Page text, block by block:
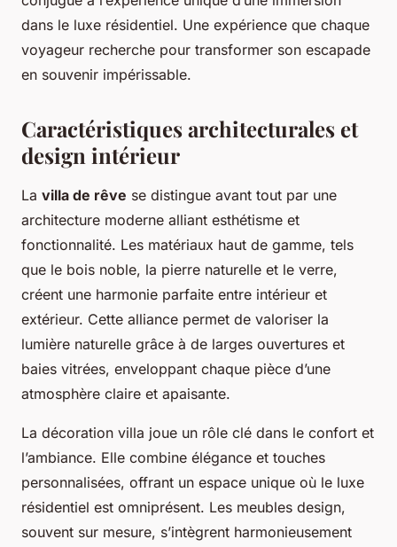
dans le luxe résidentiel. Une expérience que chaque
voyageur recherche pour transformer son escapade
en souvenir impérissable.
Caractéristiques architecturales et
design intérieur
La villa de rêve se distingue avant tout par une
architecture moderne alliant esthétisme et
fonctionnalité. Les matériaux haut de gamme, tels
que le bois noble, la pierre naturelle et le verre,
créent une harmonie parfaite entre intérieur et
extérieur. Cette alliance permet de valoriser la
lumière naturelle grâce à de larges ouvertures et
baies vitrées, enveloppant chaque pièce d’une
atmosphère claire et apaisante.
La décoration villa joue un rôle clé dans le confort et
l’ambiance. Elle combine élégance et touches
personnalisées, offrant un espace unique où le luxe
résidentiel est omniprésent. Les meubles design,
souvent sur mesure, s’intègrent harmonieusement